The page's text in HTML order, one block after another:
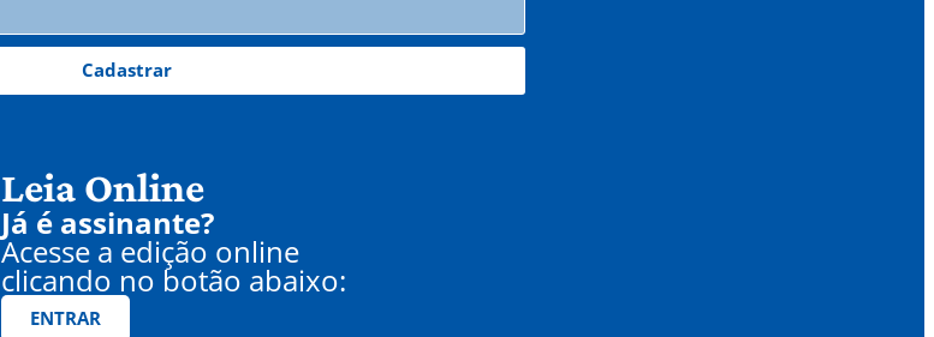
Cadastrar
Leia Online
Já é assinante?
Acesse a edição online
clicando no botão abaixo:
ENTRAR